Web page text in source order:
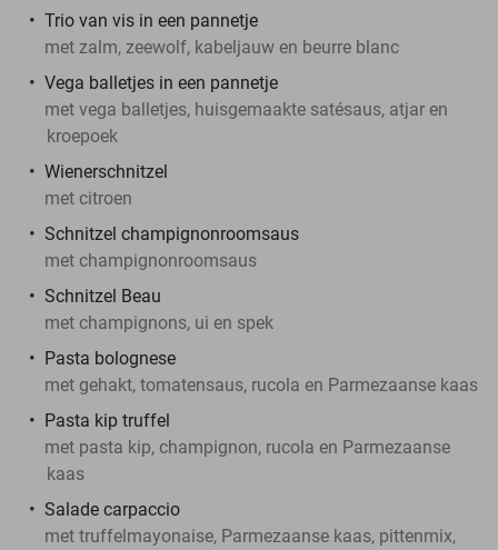
Trio van vis in een pannetje
met zalm, zeewolf, kabeljauw en beurre blanc
Vega balletjes in een pannetje
met vega balletjes, huisgemaakte satésaus, atjar en
kroepoek
Wienerschnitzel
met citroen
Schnitzel champignonroomsaus
met champignonroomsaus
Schnitzel Beau
met champignons, ui en spek
Pasta bolognese
met gehakt, tomatensaus, rucola en Parmezaanse kaas
Pasta kip truffel
met pasta kip, champignon, rucola en Parmezaanse
kaas
Salade carpaccio
met truffelmayonaise, Parmezaanse kaas, pittenmix,